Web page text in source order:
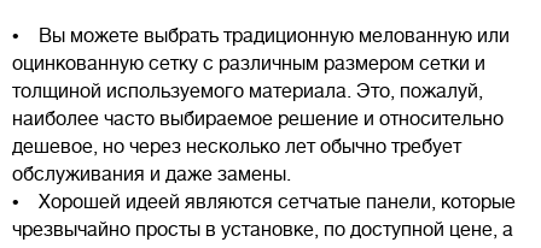
• Вы можете выбрать традиционную мелованную или
оцинкованную сетку с различным размером сетки и
толщиной используемого материала. Это, пожалуй,
наиболее часто выбираемое решение и относительно
дешевое, но через несколько лет обычно требует
обслуживания и даже замены.
• Хорошей идеей являются сетчатые панели, которые
чрезвычайно просты в установке, по доступной цене, а